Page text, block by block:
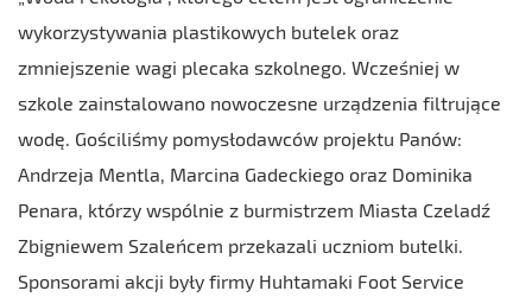
wykorzystywania plastikowych butelek oraz
zmniejszenie wagi plecaka szkolnego. Wcześniej w
szkole zainstalowano nowoczesne urządzenia filtrujące
wodę. Gościliśmy pomysłodawców projektu Panów:
Andrzeja Mentla, Marcina Gadeckiego oraz Dominika
Penara, którzy wspólnie z burmistrzem Miasta Czeladź
Zbigniewem Szaleńcem przekazali uczniom butelki.
Sponsorami akcji były firmy Huhtamaki Foot Service